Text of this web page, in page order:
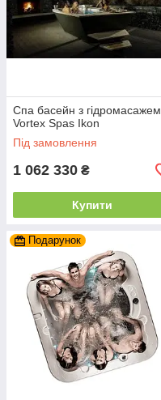
Спа басейн з гідромасажем
Vortex Spas Ikon
Під замовлення
1 062 330 ₴
Купити
Подарунок